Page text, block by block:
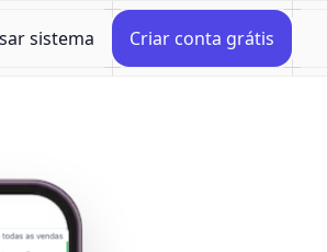
sistema Criar conta grátis